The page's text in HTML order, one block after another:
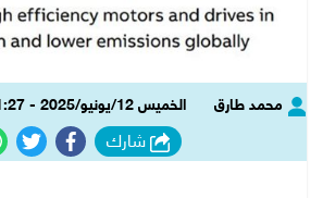
محمد طارق الخميس 12/يونيو/2025 - 01:27 م
شارك